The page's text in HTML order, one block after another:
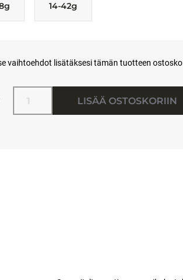
14-42g
vaihtoehdot lisätäksesi tämän tuotteen
Määrä
LISÄÄ OSTOSKORIIN